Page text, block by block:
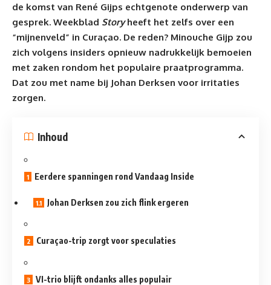
de komst van René Gijps echtgenote onderwerp van
gesprek. Weekblad Storyheeft het zelfs over een
“mijnenveld” in Curaçao. De reden? Minouche Gijp zou
zich volgens insiders opnieuw nadrukkelijk bemoeien
met zaken rondom het populaire praatprogramma.
Dat zou met name bij Johan Derksen voor irritaties
zorgen.
Inhoud
Eerdere spanningen rond Vandaag Inside
Johan Derksen zou zich flink ergeren
Curaçao-trip zorgt voor speculaties
VI-trio blijft ondanks alles populair